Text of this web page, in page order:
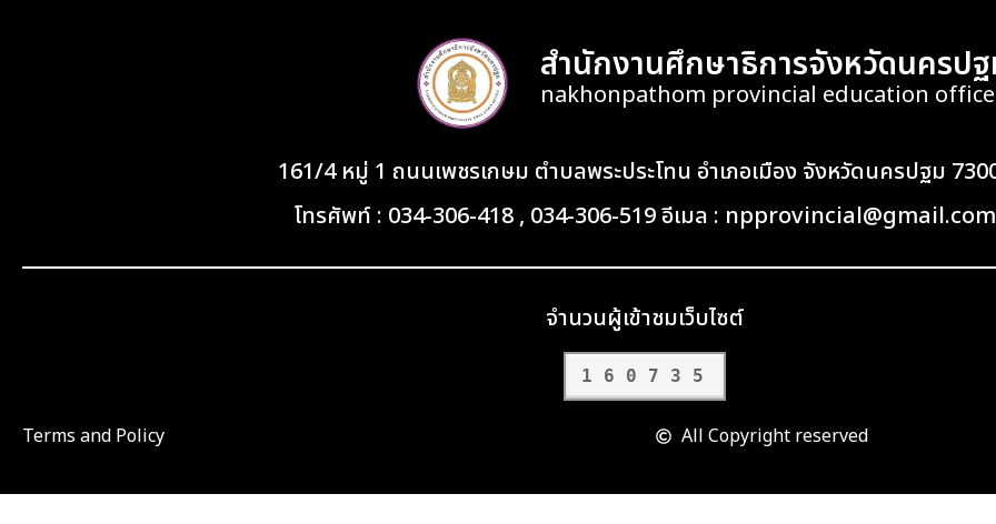
สำนักงานศึกษาธิการจังหวัดนครป
nakhonpathom provincial education office
161/4 หมู่ 1 ถนนเพชรเกษม ตำบลพระประโทน อำเภอเมือง จังหวัดนครปฐม
โทรศัพท์ : 034-306-418 , 034-306-519 อีเมล : npprovincial@gmail.com
จำนวนผู้เข้าชมเว็บไซต์
160735
Terms and Policy All Copyright reserved